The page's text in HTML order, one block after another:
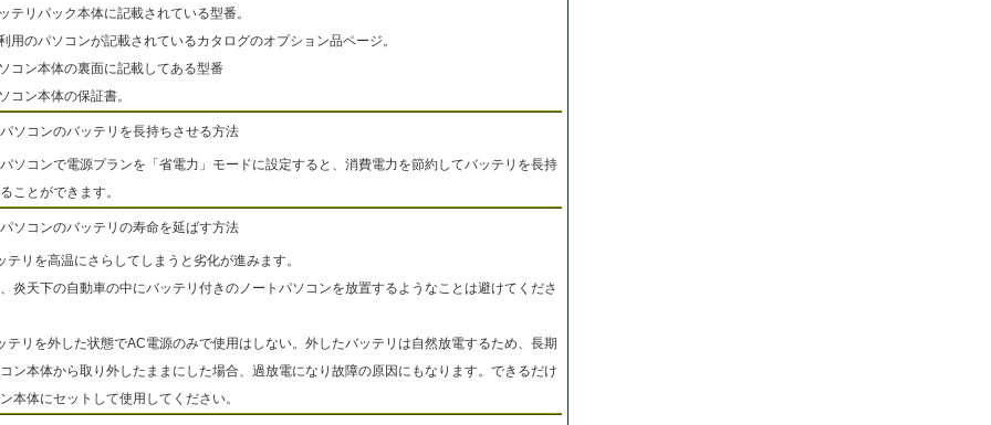
テリパック本体に記載されている型番。
用のパソコンが記載されているカタログのオプション品ページ。
コン本体の裏面に記載してある型番
コン本体の保証書。
ソコンのバッテリを長持ちさせる方法
ソコンで電源プランを「省電力」モードに設定すると、消費電力を節約してバッテリを長持
ことができます。
ソコンのバッテリの寿命を延ばす方法
テリを高温にさらしてしまうと劣化が進みます。
炎天下の自動車の中にバッテリ付きのノートパソコンを放置するようなことは避けてくださ
テリを外した状態でAC電源のみで使用はしない。外したバッテリは自然放電するため、長期
ン本体から取り外したままにした場合、過放電になり故障の原因にもなります。できるだけ
本体にセットして使用してください。